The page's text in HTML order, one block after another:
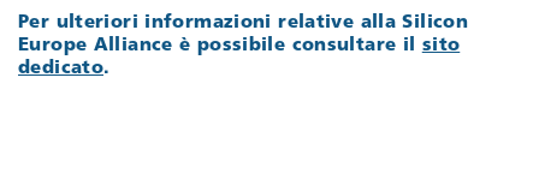
Per ulteriori informazioni relative alla Silicon
Europe Alliance è possibile consultare il sito
dedicato.